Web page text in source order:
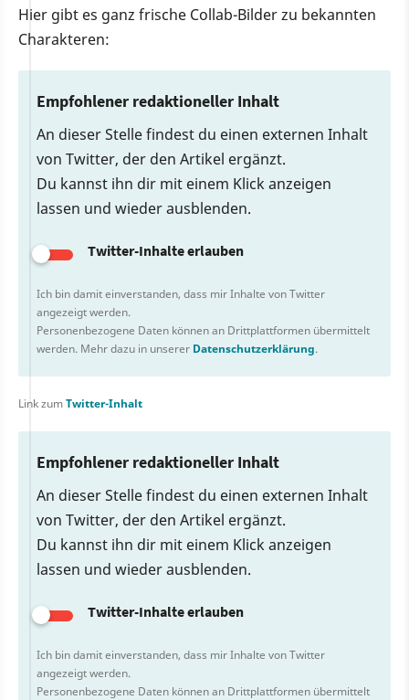
Hier gibt es ganz frische Collab-Bilder zu bekannten
Charakteren:
Empfohlener redaktioneller Inhalt
An dieser Stelle findest du einen externen Inhalt
von Twitter, der den Artikel ergänzt.
Du kannst ihn dir mit einem Klick anzeigen
lassen und wieder ausblenden.
Twitter-Inhalte erlauben
Ich bin damit einverstanden, dass mir Inhalte von Twitter
angezeigt werden.
Personenbezogene Daten können an Drittplattformen übermittelt
werden. Mehr dazu in unserer Datenschutzerklärung.
Link zumTwitter-Inhalt
Empfohlener redaktioneller Inhalt
An dieser Stelle findest du einen externen Inhalt
von Twitter, der den Artikel ergänzt.
Du kannst ihn dir mit einem Klick anzeigen
lassen und wieder ausblenden.
Twitter-Inhalte erlauben
Ich bin damit einverstanden, dass mir Inhalte von Twitter
angezeigt werden.
Personenbezogene Daten können an Drittplattformen übermittelt